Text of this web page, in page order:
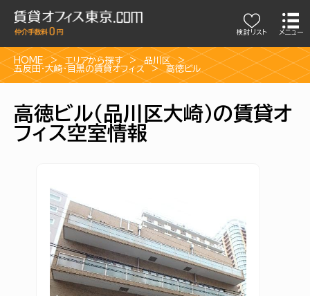
検討リスト メニュー
HOME エリアから探す
品川区
五反田・大崎・目黒の賃貸オフィス
高徳ビル
高徳ビル（品川区大崎）の賃貸オ
フィス空室情報